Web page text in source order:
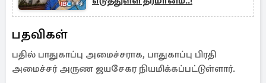
பதவிகள்
பதில் பாதுகாப்பு அமைச்சராக, பாதுகாப்பு பிரதி
அமைச்சர் அருண ஜயசேகர நியமிக்கப்பட்டுள்ளார்.